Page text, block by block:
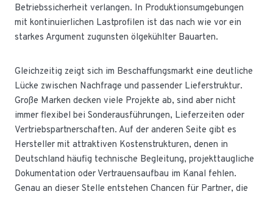
Betriebssicherheit verlangen. In Produktionsumgebungen
mit kontinuierlichen Lastprofilen ist das nach wie vor ein
starkes Argument zugunsten ölgekühlter Bauarten.
Gleichzeitig zeigt sich im Beschaffungsmarkt eine deutliche
Lücke zwischen Nachfrage und passender Lieferstruktur.
Große Marken decken viele Projekte ab, sind aber nicht
immer flexibel bei Sonderausführungen, Lieferzeiten oder
Vertriebspartnerschaften. Auf der anderen Seite gibt es
Hersteller mit attraktiven Kostenstrukturen, denen in
Deutschland häufig technische Begleitung, projekttaugliche
Dokumentation oder Vertrauensaufbau im Kanal fehlen.
Genau an dieser Stelle entstehen Chancen für Partner, die